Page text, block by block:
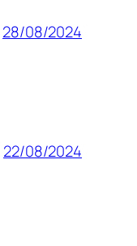
28/08/2024
22/08/2024